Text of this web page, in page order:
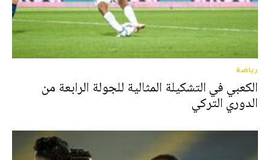
رياضة
الكعبي في التشكيلة المثالية للجولة الرابعة من
الدوري التركي